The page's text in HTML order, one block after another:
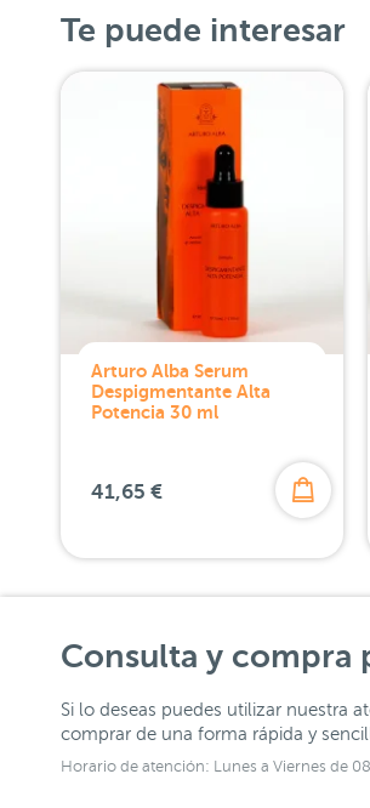
Te puede interesar
Arturo Alba Serum
Despigmentante Alta
Potencia 30 ml
41,65 €
Consulta y compra
Si lo deseas puedes utilizar nuestra
comprar de una forma rápida y
Horario de atención: Lunes a Viernes de